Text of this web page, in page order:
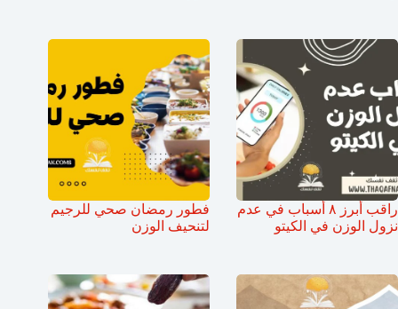
راقب أبرز ٨ أسباب في عدم
نزول الوزن في الكيتو
فطور رمضان صحي للرجيم
لتنحيف الوزن